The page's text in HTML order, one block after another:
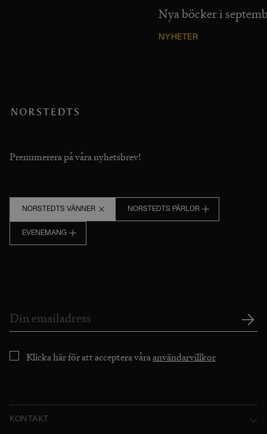
Nya böcker i
NYHETER
Prenumerera på våra nyhetsbrev!
NORSTEDTS VÄNNER NORSTEDTS PÄRLOR
EVENEMANG
Klicka här för att acceptera våraanvändarvillkor
KONTAKT